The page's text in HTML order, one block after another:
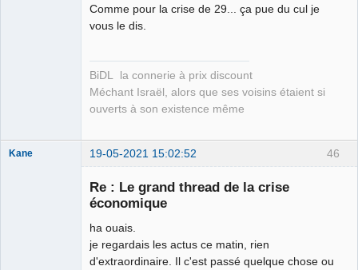
Comme pour la crise de 29... ça pue du cul je
vous le dis.
BiDL la connerie à prix discount
Méchant Israël, alors que ses voisins étaient si
ouverts à son existence même
46
Kane 19-05-2021 15:02:52
Re : Le grand thread de la crise
économique
ha ouais.
je regardais les actus ce matin, rien
d'extraordinaire. Il c'est passé quelque chose ou